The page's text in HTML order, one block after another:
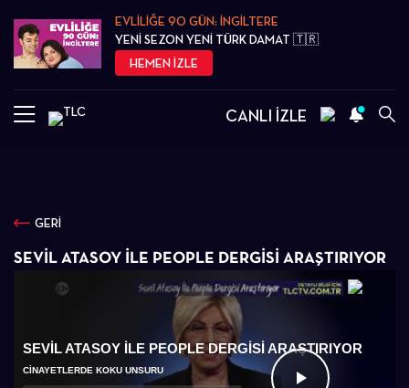
EVLİLİĞE 90 GÜN: İNGİLTERE
YENİ SEZON YENİ TÜRK DAMAT 🇹🇷
HEMEN İZLE
CANLI İZLE
GERİ
SEVIL ATASOY ILE PEOPLE DERGISI ARAŞTIRIYOR
SEVIL ATASOY ILE PEOPLE DERGISI ARAŞTIRIYOR
CINAYETLERDE KOKU UNSURU